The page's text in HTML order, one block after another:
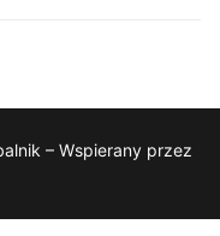
– Wspierany przez